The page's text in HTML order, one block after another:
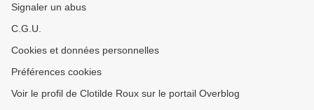
Signaler un abus
C.G.U.
Cookies et données personnelles
Préférences cookies
Voir le profil de Clotilde Roux sur le portail Overblog